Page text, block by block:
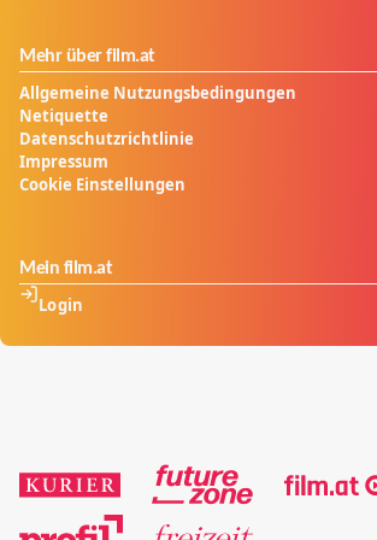
Mehr über film.at
Allgemeine Nutzungsbedingungen
Netiquette
Datenschutzrichtlinie
Impressum
Cookie Einstellungen
Mein film.at
Login